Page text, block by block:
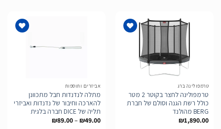
טרמפולינה ברג
טרמפולינה לחצר בקוטר 2 מטר
כולל רשת הגנה וסולם של חברת
BERG מהולנד
₪1,890.00
אביזרים ותוספות
מתלה לנדנדות חבל מתכוונן
להארכה וחיבור של נדנדות ואביזרי
תליה של DICE חברה בלגית
₪49.00
–
₪89.00 טווח